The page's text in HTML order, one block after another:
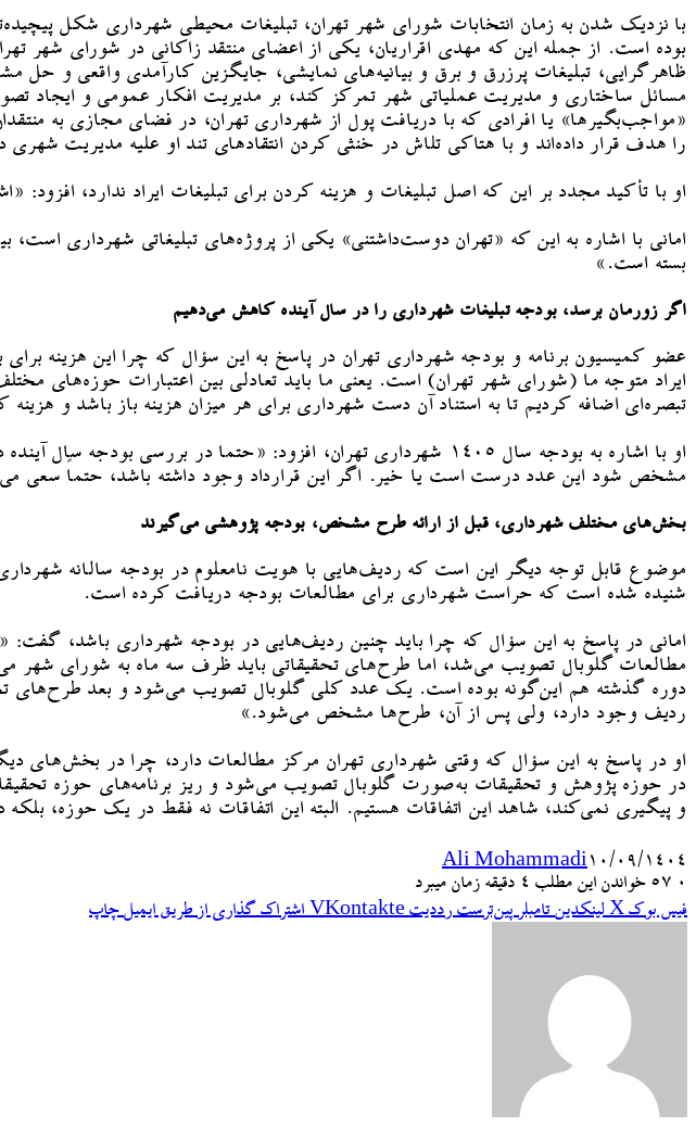
با نزدیک شدن به زمان انتخابات شورای شهر تهران، تبلیغات محیطی شهرداری شکل
بوده است. از جمله این که مهدی اقراریان، یکی از اعضای منتقد زاکانی در شورای شهر
ظاهرگرایی، تبلیغات پرزرق و برق و بیانیه‌های نمایشی، جایگزین کارآمدی واقعی و
مسائل ساختاری و مدیریت عملیاتی شهر تمرکز کند، بر مدیریت افکار عمومی و ایجاد
«مواجب‌بگیرها» یا افرادی که با دریافت پول از شهرداری تهران، در فضای مجازی به
را هدف قرار داده‌اند و با هتاکی تلاش در خنثی کردن انتقادهای تند او علیه مدیریت شهری
او با تأکید مجدد بر این که اصل تبلیغات و هزینه کردن برای تبلیغات ایراد ندارد،
بسته است.»
اگر زورمان برسد، بودجه تبلیغات شهرداری را در سال آینده کاهش می‌دهیم
عضو کمیسیون برنامه و بودجه شهرداری تهران در پاسخ به این سؤال که چرا این هزینه
ایراد متوجه ما (شورای شهر تهران) است. یعنی ما باید تعادلی بین اعتبارات حوزه‌های
تبصره‌ای اضافه کردیم تا به استناد آن دست شهرداری برای هر میزان هزینه باز باشد و
او با اشاره به بودجه سال ۱۴۰۵ شهرداری تهران، افزود: «حتما در
مشخص شود این عدد درست است یا خیر. اگر این قرارداد وجود داشته باشد، حتماً سعی می‌کنیم در بودجه ۱۴۰۵ آن را اصلاح کنیم.
بخش‌های مختلف شهرداری، قبل از ارائه طرح مشخص، بودجه پژوهشی می‌گیرند
موضوع قابل توجه دیگر این است که ردیف‌هایی با هویت نامعلوم در بودجه سالانه
شنیده شده است که حراست شهرداری برای مطالعات بودجه دریافت کرده است.
امانی در پاسخ به این سؤال که چرا باید چنین ردیف‌هایی در بودجه شهرداری باشد،
مطالعات گلوبال تصویب می‌شد، اما طرح‌های تحقیقاتی باید ظرف سه ماه به شورای
دوره گذشته هم این‌گونه بوده است. یک عدد کلی گلوبال تصویب می‌شود و بعد طرح‌های
ردیف وجود دارد، ولی پس از آن، طرح‌ها مشخص می‌شود.»
او در پاسخ به این سؤال که وقتی شهرداری تهران مرکز مطالعات دارد، چرا در بخش‌های
در حوزه پژوهش و تحقیقات به‌صورت گلوبال تصویب می‌شود و ریز برنامه‌های حوزه
و پیگیری نمی‌کند، شاهد این اتفاقات هستیم. البته این اتفاقات نه فقط در یک حوزه،
Ali Mohammadi۱۰/۰۹/۱۴۰۴
۰
خواندن این مطلب 4 دقیقه زمان میبرد
فیس بوک X لینکدین ‫تامبلر ‫پین‌ترست ‫رددیت ‫VKontakte اشتراک گذاری از طریق ایمیل چاپ